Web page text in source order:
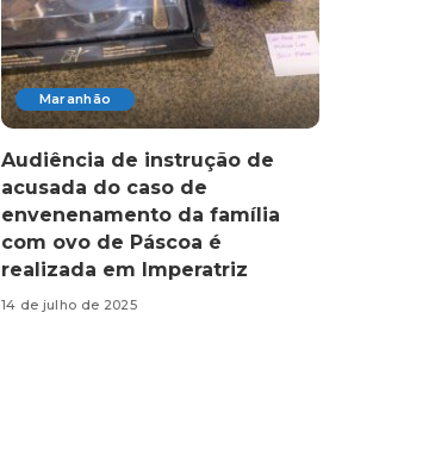
Maranhão
Audiência de instrução de
acusada do caso de
envenenamento da família
com ovo de Páscoa é
realizada em Imperatriz
14 de julho de 2025